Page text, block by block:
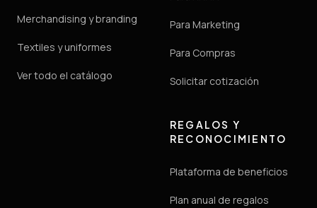
Merchandising y branding
Textiles y uniformes
Ver todo el catálogo
Para Marketing
Para Compras
Solicitar cotización
REGALOS Y
RECONOCIMIENTO
Plataforma de beneficios
Plan anual de regalos